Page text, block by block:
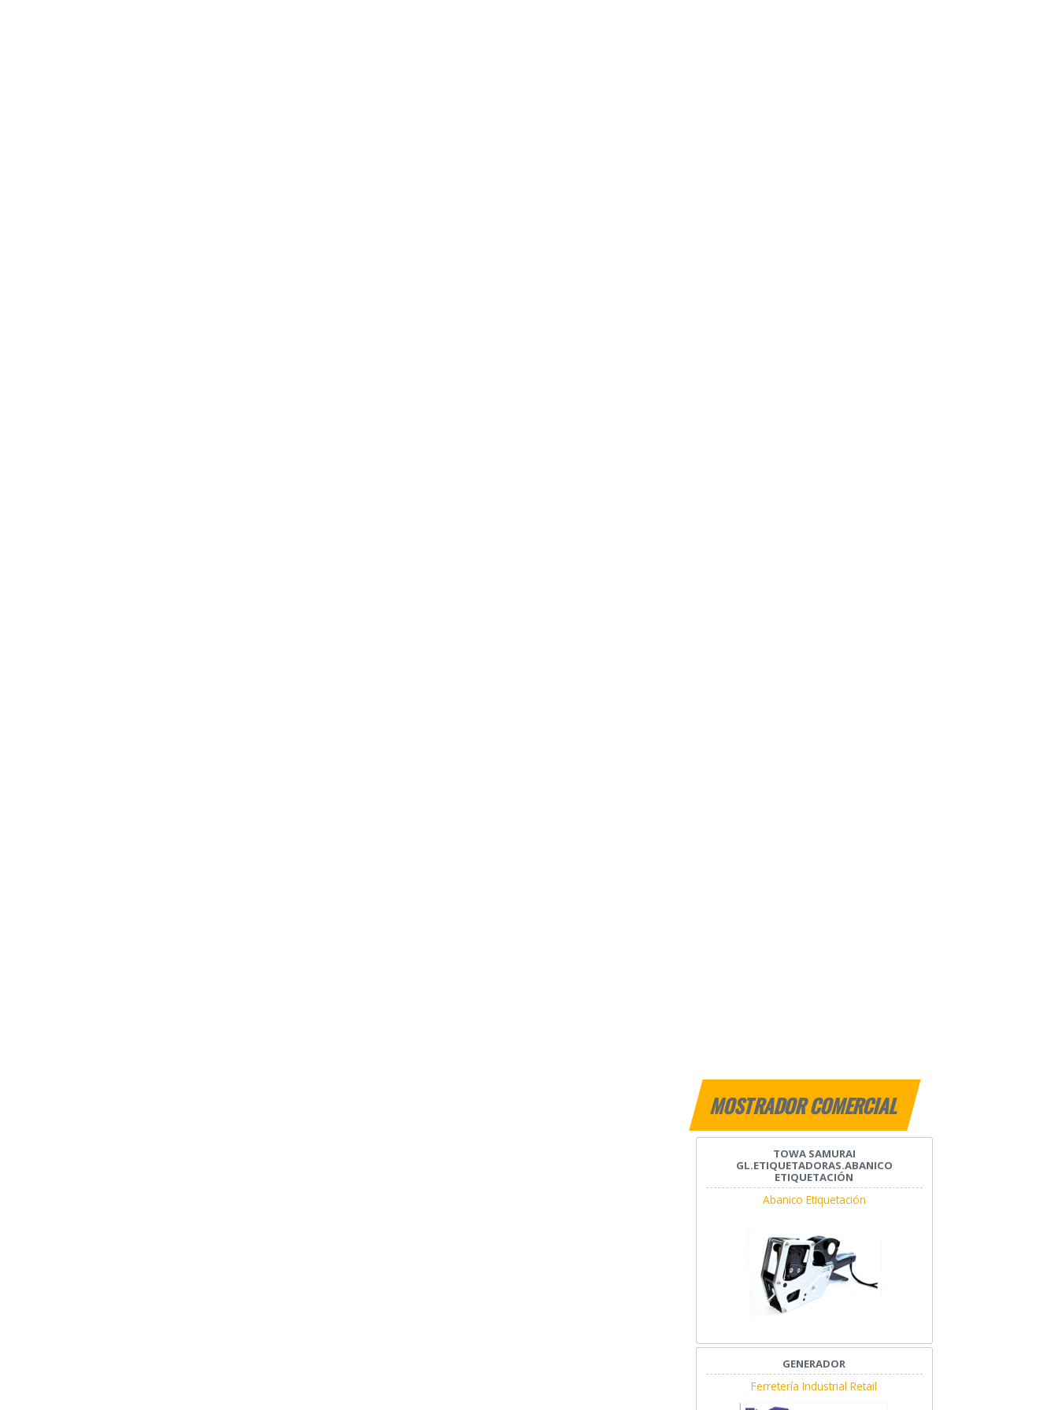
MOSTRADOR COMERCIAL
TOWA SAMURAI
GL.ETIQUETADORAS.ABANICO
ETIQUETACIÓN
Abanico Etiquetación
GENERADOR
Ferretería Industrial Retail